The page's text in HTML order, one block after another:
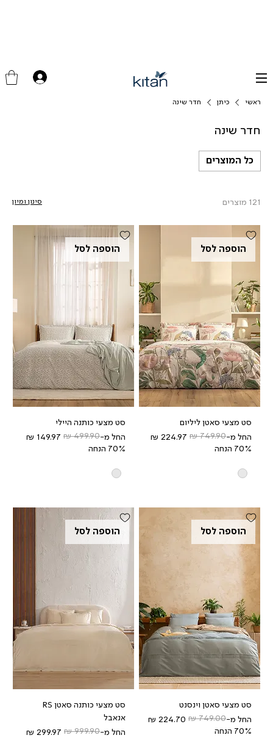
ראשי כיתן חדר שינה
חדר שינה
כל המוצרים
121 מוצרים סינון ומיון
הוספה לסל
סט מצעי סאטן ליליום
החל מ-
מחיר רגיל
מחיר מבצע
70% הנחה
הוספה לסל
סט מצעי כותנה היילי
החל מ-
מחיר רגיל
מחיר מבצע
70% הנחה
הוספה לסל
סט מצעי סאטן וינסנט
החל מ-
מחיר רגיל
מחיר מבצע
70% הנחה
הוספה לסל
סט מצעי כותנה סאטן RS
אנאבל
החל מ-
מחיר רגיל
מחיר מבצע